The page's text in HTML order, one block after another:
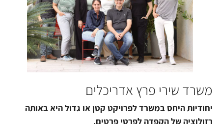
משרד שירי פרץ אדריכלים
יחודיות היחס במשרד לפרויקט קטן או גדול היא באותה
רזולוציה של הקפדה לפרטי פרטים.